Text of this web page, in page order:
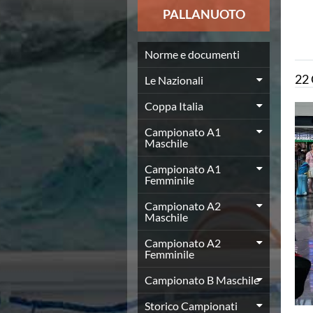
News
Europei a modo Mei
Nuoto
Eventi attività agonistica
Calendario nazionale
Norme e documenti
Risultati e Classifiche
Graduatorie
Graduatorie Stagione 2025-2026
Azzurri
Records
News
Flash News
Pallanuoto
Norme e documenti
Le Nazionali
Campionato A1 Maschile
Campionato A1 Femminile
PALLANUOTO
Norme e documenti
Le Nazionali
Coppa Italia
Campionato A1
Maschile
Campionato A1
Femminile
Campionato A2
Maschile
Campionato A2
Femminile
Campionato B Maschile
Storico Campionati
22